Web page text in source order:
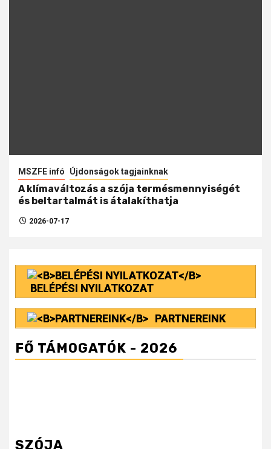
MSZFE infó Újdonságok tagjainknak
A klímaváltozás a szója termésmennyiségét
és beltartalmát is átalakíthatja
2026-07-17
BELÉPÉSI NYILATKOZAT
PARTNEREINK
FŐ TÁMOGATÓK - 2026
SZÓJA